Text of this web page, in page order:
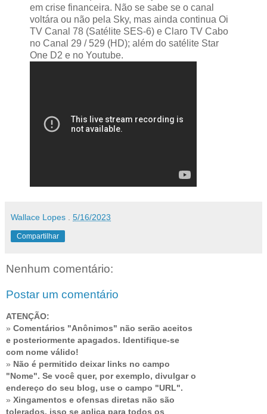
em crise financeira. Não se sabe se o canal
voltára ou não pela Sky, mas ainda continua Oi
TV Canal 78 (Satélite SES-6) e Claro TV Cabo
no Canal 29 / 529 (HD); além do satélite Star
One D2 e no Youtube.
Wallace Lopes . 5/16/2023
Compartilhar
Nenhum comentário:
Postar um comentário
ATENÇÃO:
» Comentários "Anônimos" não serão aceitos
e posteriormente apagados. Identifique-se
com nome válido!
» Não é permitido deixar links no campo
"Nome". Se você quer, por exemplo, divulgar o
endereço do seu blog, use o campo "URL".
» Xingamentos e ofensas diretas não são
tolerados, isso se aplica para todos os